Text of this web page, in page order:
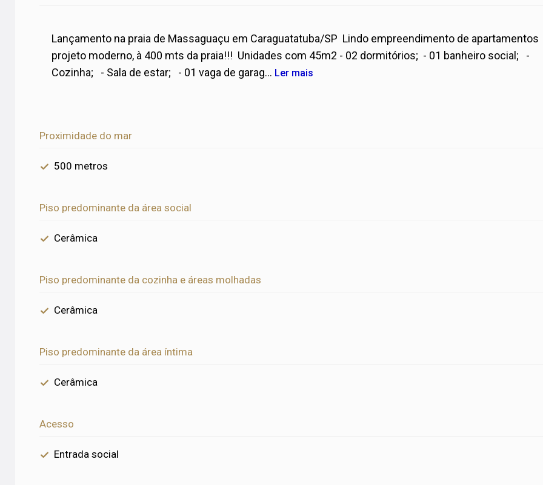
Lançamento na praia de Massaguaçu em Caraguatatuba/SP Lindo empreendimento de apartamentos
projeto moderno, à 400 mts da praia!!! Unidades com 45m2 - 02 dormitórios; - 01 banheiro social; -
Cozinha; - Sala de estar; - 01 vaga de garag... Ler mais
Proximidade do mar
500 metros
Piso predominante da área social
Cerâmica
Piso predominante da cozinha e áreas molhadas
Cerâmica
Piso predominante da área íntima
Cerâmica
Acesso
Entrada social